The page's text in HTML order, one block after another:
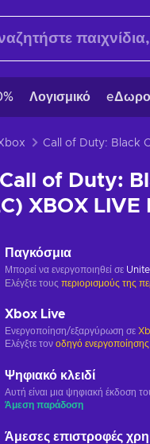
Λογισμικό
Xbox Call of Duty: Black
Call of Duty:
XBOX LIVE
Παγκόσμια
Μπορεί να ενεργοποιηθεί σε
Ελέγξτε τους περιορισμούς της
Xbox Live
Ενεργοποίηση/εξαργύρωση σε
Ελέγξτε τον οδηγό ενεργοποίησης
Ψηφιακό κλειδί
Αυτή είναι μια ψηφιακή έκδοση
Άμεση παράδοση
Άμεσες επιστροφές